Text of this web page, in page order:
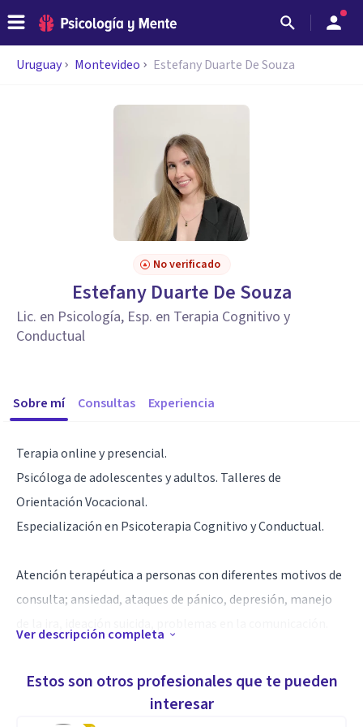
Uruguay Montevideo Estefany Duarte De Souza
No verificado
Estefany Duarte De Souza
Lic. en Psicología, Esp. en Terapia Cognitivo y
Conductual
Sobre mí Consultas Experiencia
Terapia online y presencial.
Psicóloga de adolescentes y adultos. Talleres de
Orientación Vocacional.
Especialización en Psicoterapia Cognitivo y Conductual.
Atención terapéutica a personas con diferentes motivos de
consulta; ansiedad, ataques de pánico, depresión, manejo
El objetivo es que, a lo largo del proceso, adquieras
herramientas y estrategias para manejar mejor tus
emociones, enfrentar desafíos y mejorar tu calidad de vida.
Ver descripción completa
Estos son otros profesionales que te pueden
interesar